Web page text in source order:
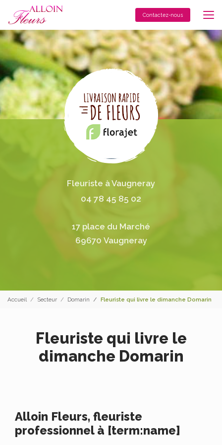
contenu
principal
Contactez-nous
Fleuriste à Vaugneray
04 78 45 85 02
17 place du Marché
69670 Vaugneray
Accueil Secteur Domarin Fleuriste qui livre le dimanche Domarin
Fleuriste qui livre le
dimanche Domarin
Alloin Fleurs, fleuriste
professionnel à [term:name]